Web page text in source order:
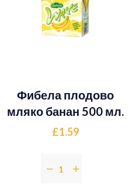
Фибела плодово
мляко банан 500 мл.
£1.59